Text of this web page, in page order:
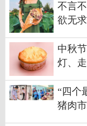
不言
欲无
中秋
灯、
“四个
猪肉